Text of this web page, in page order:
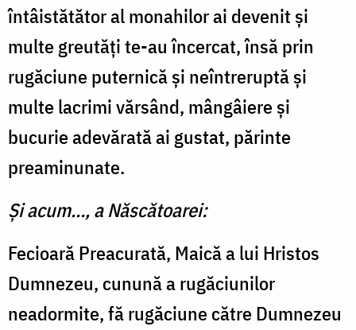
întâistătător al monahilor ai devenit și
multe greutăți te-au încercat, însă prin
rugăciune puternică și neîntreruptă și
multe lacrimi vărsând, mângâiere și
bucurie adevărată ai gustat, părinte
preaminunate.
Și acum…, a Născătoarei:
Fecioară Preacurată, Maică a lui Hristos
Dumnezeu, cunună a rugăciunilor
neadormite, fă rugăciune către Dumnezeu